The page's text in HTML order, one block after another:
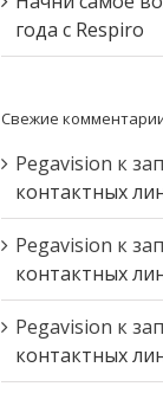
года с Respiro
Свежие
Pegavision к
контактных
Pegavision к
контактных
Pegavision к
контактных